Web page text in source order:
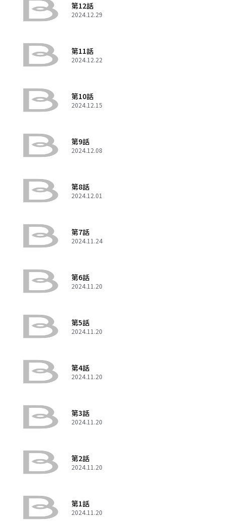
第12話
2024.12.29
第11話
2024.12.22
第10話
2024.12.15
第9話
2024.12.08
第8話
2024.12.01
第7話
2024.11.24
第6話
2024.11.20
第5話
2024.11.20
第4話
2024.11.20
第3話
2024.11.20
第2話
2024.11.20
第1話
2024.11.20